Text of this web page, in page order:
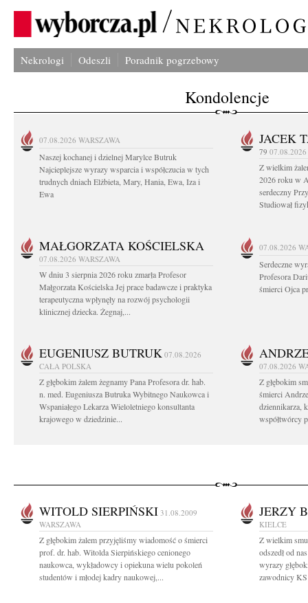
Nekrologi Odeszli Poradnik pogrzebowy
Kondolencje
07.08.2026 WARSZAWA
Naszej kochanej i dzielnej Marylce Butruk
Najcieplejsze wyrazy wsparcia i współczucia w tych
trudnych dniach Elżbieta, Mary, Hania, Ewa, Iza i
Ewa
JACEK
79 07.08.2026
Z wielkim
2026 roku w
serdeczny
Studiował
MAŁGORZATA KOŚCIELSKA
07.08.2026 WARSZAWA
W dniu 3 sierpnia 2026 roku zmarła Profesor
Małgorzata Kościelska Jej prace badawcze i praktyka
terapeutyczna wpłynęły na rozwój psychologii
klinicznej dziecka. Żegnaj,...
07.08.2026
Serdeczne
Profesora
śmierci Ojca
EUGENIUSZ BUTRUK 07.08.2026
CAŁA POLSKA
Z głębokim żalem żegnamy Pana Profesora dr. hab.
n. med. Eugeniusza Butruka Wybitnego Naukowca i
Wspaniałego Lekarza Wieloletniego konsultanta
krajowego w dziedzinie...
07.08.2026
Z głębokim
śmierci
dziennikarza,
współtwórcy
WITOLD SIERPIŃSKI 31.08.2009
WARSZAWA
Z głębokim żalem przyjęliśmy wiadomość o śmierci
prof. dr. hab. Witolda Sierpińskiego cenionego
naukowca, wykładowcy i opiekuna wielu pokoleń
studentów i młodej kadry naukowej,...
JERZY
KIELCE
Z wielkim
odszedł od
wyrazy
zawodnicy